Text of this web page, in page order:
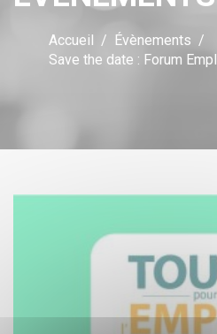
Accueil
Évènements
Save the date : Forum